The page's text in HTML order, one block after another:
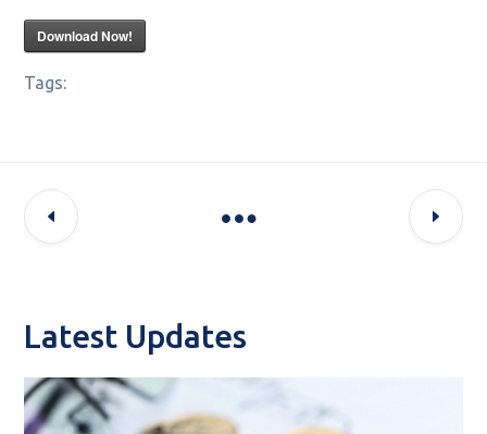
Download Now!
Tags:
Latest Updates